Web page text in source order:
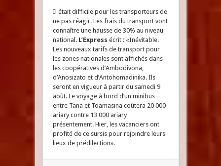
Il était difficile pour les transporteurs de
ne pas réagir. Les frais du transport vont
connaître une hausse de 30% au niveau
national. L’Express écrit : «Inévitable.
Les nouveaux tarifs de transport pour
les zones nationales sont affichés dans
les coopératives d’Ambodivona,
d’Anosizato et d’Antohomadinika. Ils
seront en vigueur à partir du samedi 9
août. Le voyage à bord d’un minibus
entre Tana et Toamasina coûtera 20 000
ariary contre 13 000 ariary
présentement. Hier, les vacanciers ont
profité de ce sursis pour rejoindre leurs
lieux de prédilection».